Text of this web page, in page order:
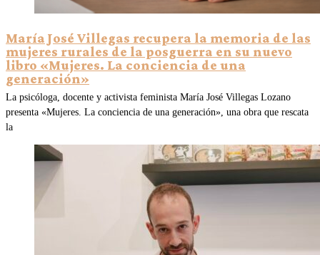
María José Villegas recupera la memoria de las
mujeres rurales de la posguerra en su nuevo
libro «Mujeres. La conciencia de una
generación»
La psicóloga, docente y activista feminista María José Villegas Lozano
presenta «Mujeres. La conciencia de una generación», una obra que rescata
la